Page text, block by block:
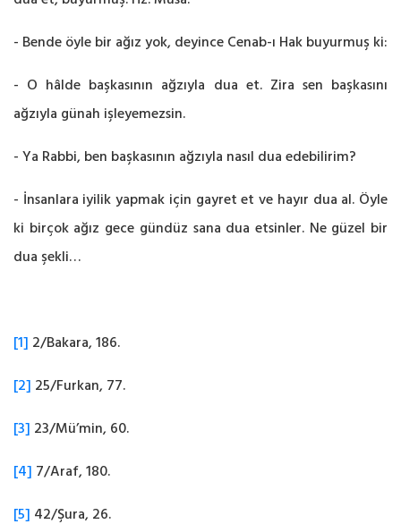
- Bende öyle bir ağız yok, deyince Cenab-ı Hak buyurmuş ki:
- O hâlde başkasının ağzıyla dua et. Zira sen başkasını
ağzıyla günah işleyemezsin.
- Ya Rabbi, ben başkasının ağzıyla nasıl dua edebilirim?
- İnsanlara iyilik yapmak için gayret et ve hayır dua al. Öyle
ki birçok ağız gece gündüz sana dua etsinler. Ne güzel bir
dua şekli…
[1] 2/Bakara, 186.
[2] 25/Furkan, 77.
[3] 23/Mü’min, 60.
[4] 7/Araf, 180.
[5] 42/Şura, 26.